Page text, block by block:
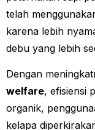
telah
karena lebih
debu yang lebih
Dengan
welfare, efisiensi
organik,
kelapa